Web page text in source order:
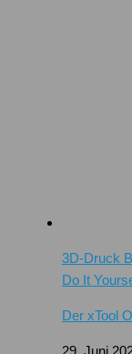
3D-Druck
Do It
Der xTool
29. Juni